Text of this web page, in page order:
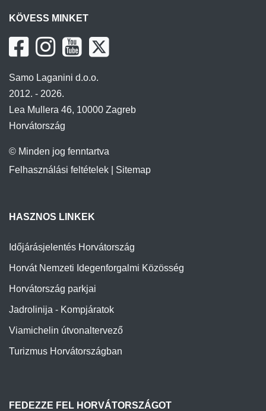
KÖVESS MINKET
Samo Laganini d.o.o.
2012. - 2026.
Lea Mullera 46, 10000 Zagreb
Horvátország
© Minden jog fenntartva
Felhasználási feltételek
Sitemap
HASZNOS LINKEK
Időjárásjelentés Horvátország
Horvát Nemzeti Idegenforgalmi Közösség
Horvátország parkjai
Jadrolinija - Kompjáratok
Viamichelin útvonaltervező
Turizmus Horvátországban
FEDEZZE FEL HORVÁTORSZÁGOT